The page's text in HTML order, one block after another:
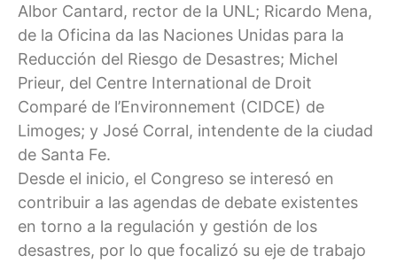
Albor Cantard, rector de la UNL; Ricardo Mena,
de la Oficina da las Naciones Unidas para la
Reducción del Riesgo de Desastres; Michel
Prieur, del Centre International de Droit
Comparé de l’Environnement (CIDCE) de
Limoges; y José Corral, intendente de la ciudad
de Santa Fe.
Desde el inicio, el Congreso se interesó en
contribuir a las agendas de debate existentes
en torno a la regulación y gestión de los
desastres, por lo que focalizó su eje de trabajo